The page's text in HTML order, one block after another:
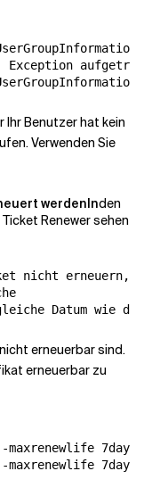
Exception
Ihr Benutzer hat kein
Verwenden Sie
werdenInden
Renewer sehen
nicht
Datum wie
erneuerbar sind.
erneuerbar zu
7days